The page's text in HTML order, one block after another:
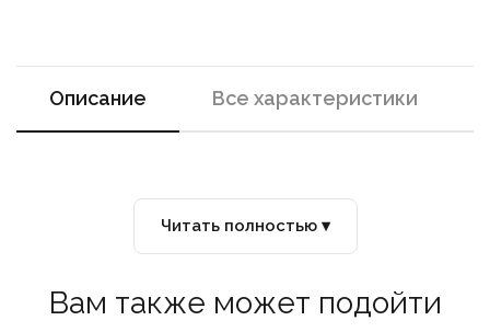
Описание Все характеристики
Читать полностью ▾
Вам также может подойти